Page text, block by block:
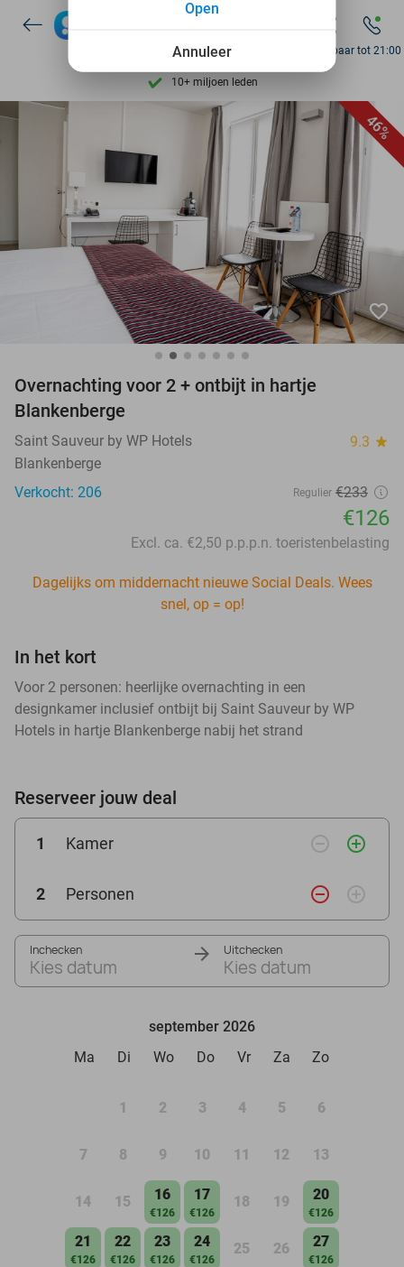
7 dagen per week beschikbaar
10+ miljoen leden
9,4 op basis van
Ontdek 15.000+ deals
7 dagen per week beschikbaar
10+ miljoen leden
Bereikbaar tot 21:00
46%
favorite_border
Overnachting voor 2 + ontbijt in hartje
Blankenberge
Saint Sauveur by WP Hotels 9.3 star
Blankenberge
Verkocht: 206
Regulier €233
€126
Excl. ca. €2,50 p.p.p.n. toeristenbelasting
Dagelijks om middernacht nieuwe Social Deals. Wees
snel, op = op!
In het kort
Voor 2 personen: heerlijke overnachting in een
designkamer inclusief ontbijt bij Saint Sauveur by WP
Hotels in hartje Blankenberge nabij het strand
Reserveer jouw deal
1 Kamer remove_circle_outline add_circle_outline
2 Personen remove_circle_outline add_circle_outline
Inchecken
Kies datum
Uitchecken
Kies datum
september 2026
Ma
Di Wo Do Vr Za Zo
1 2 3 4 5 6
7 8 9 10 11 12 13
14 15 16
€126
17
€126
18 19 20
€126
21
€126
22
€126
23
€126
24
€126
25 26 27
€126
Annuleer
Open